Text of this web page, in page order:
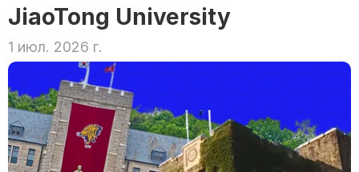
JiaoTong University
1 июл. 2026 г.